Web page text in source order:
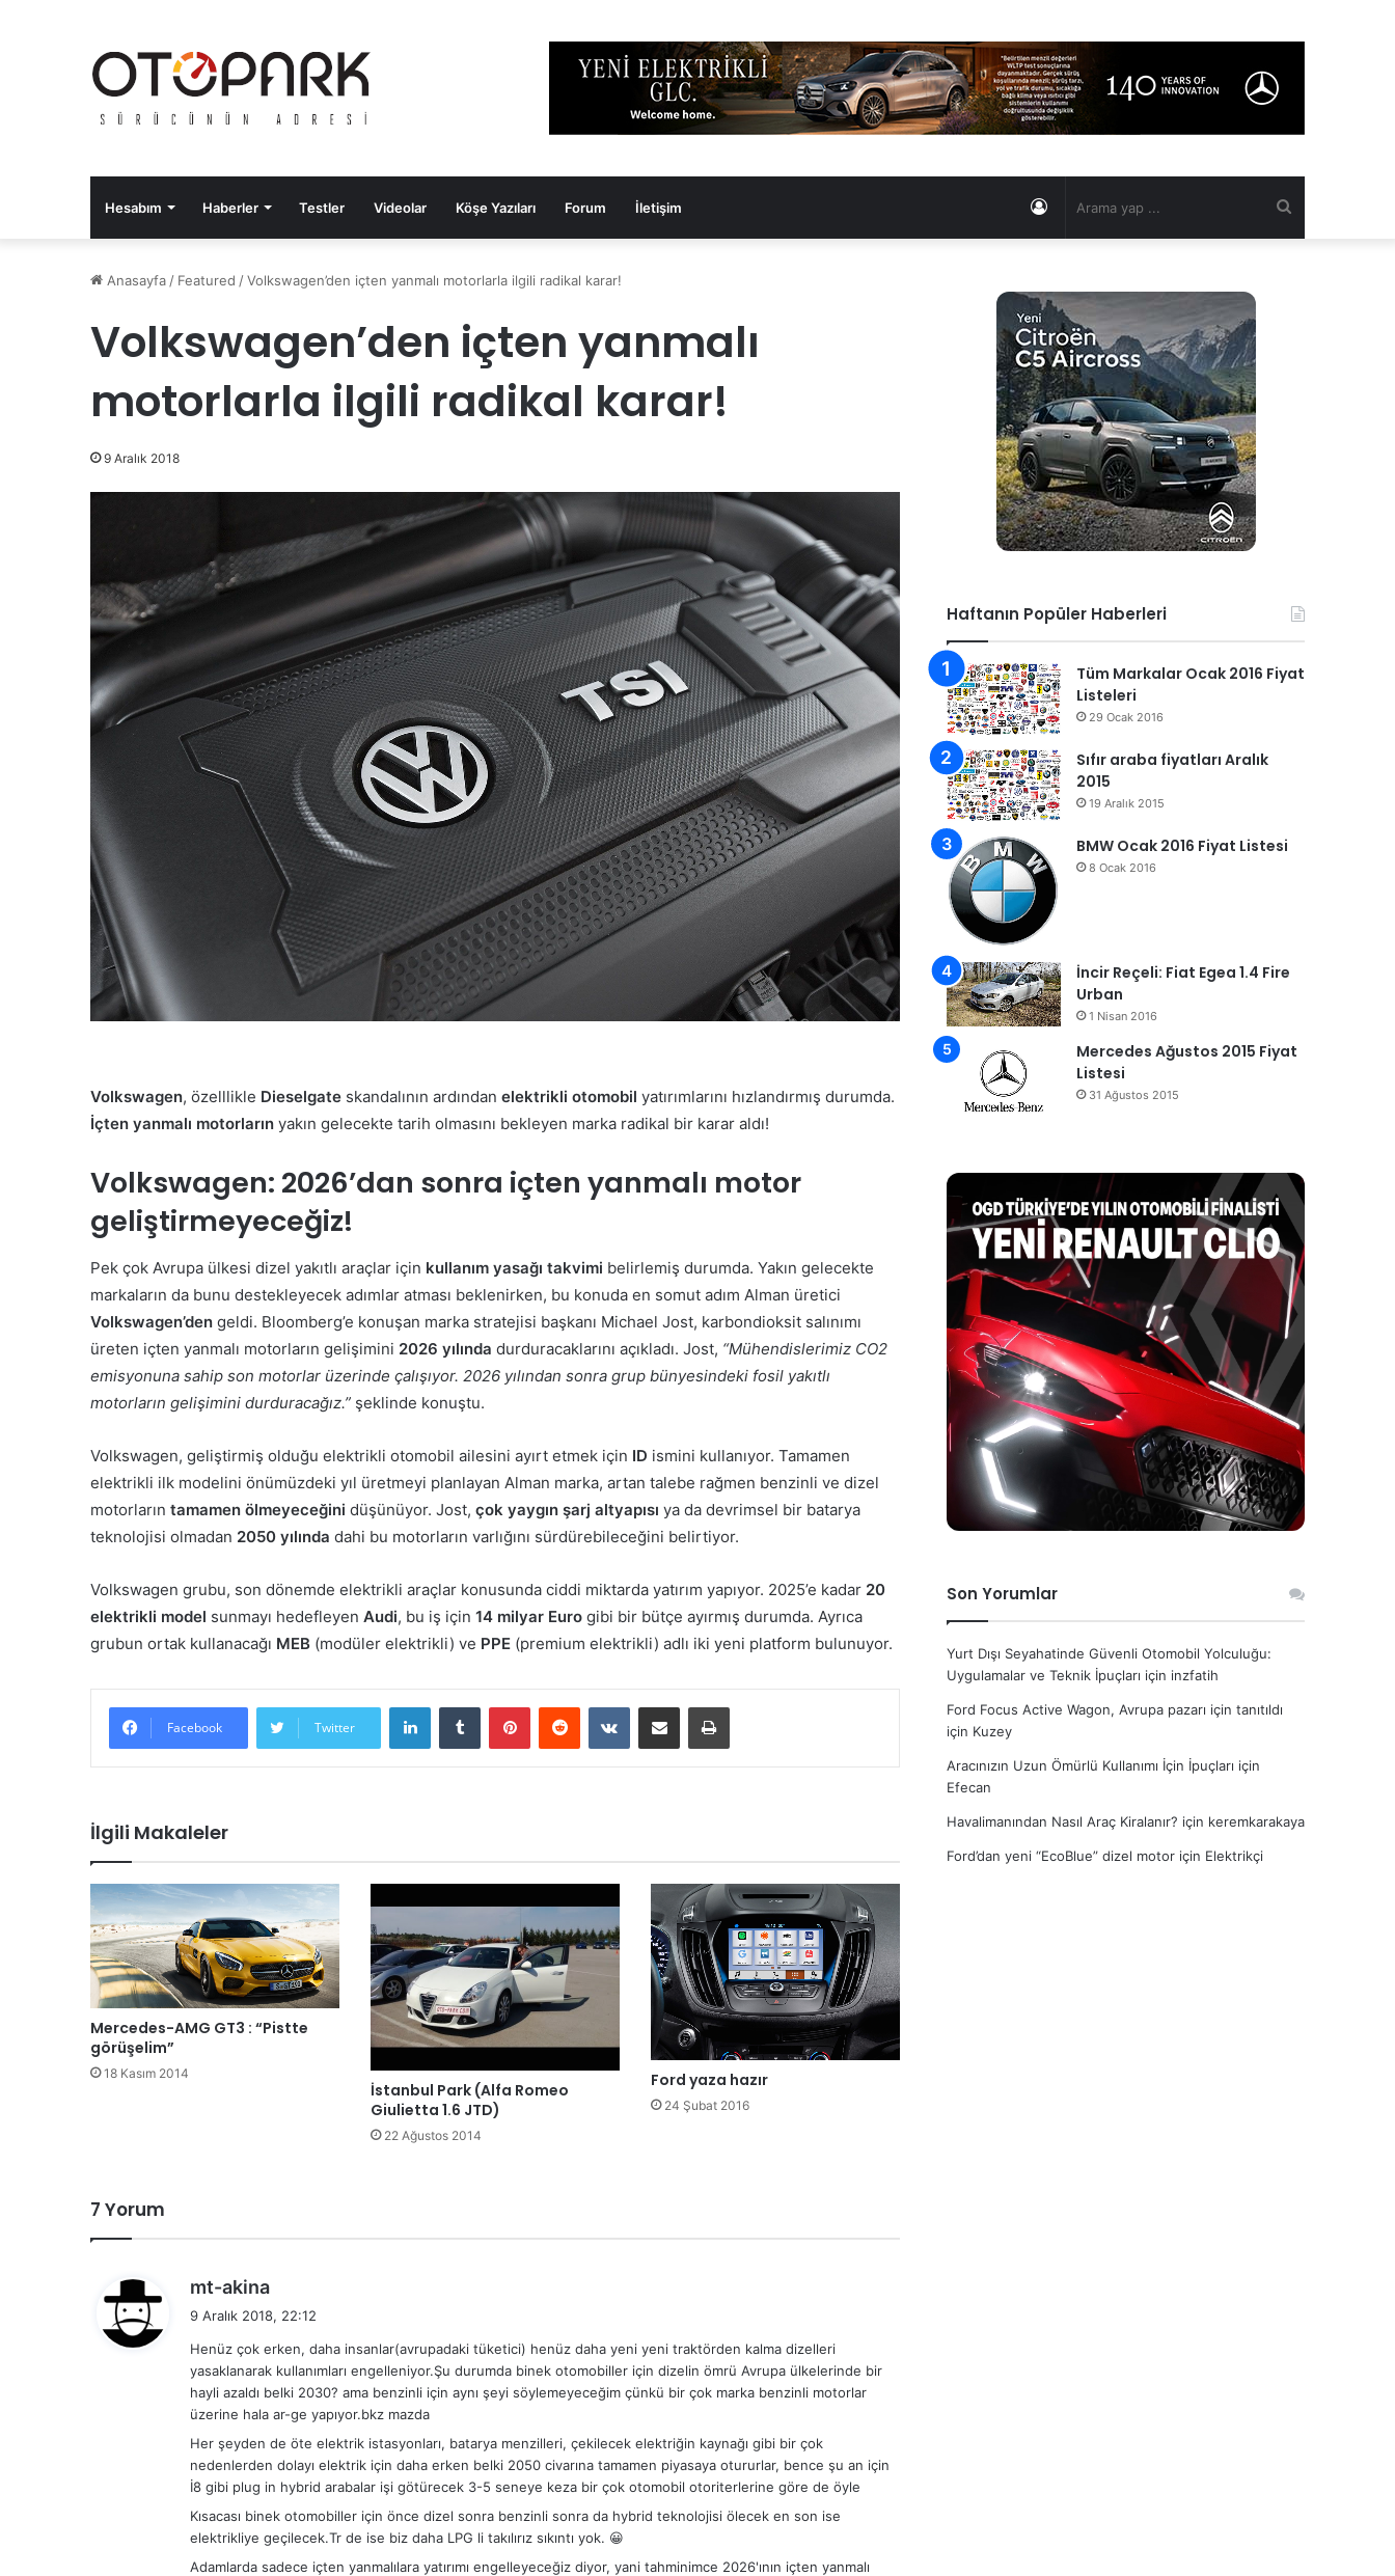
Hesabım Haberler Testler Videolar Köşe Yazıları Forum İletişim Kayıt
Anasayfa / Featured /Volkswagen’den içten yanmalı motorlarla ilgili radikal karar!
Volkswagen’den içten yanmalı
motorlarla ilgili radikal karar!
9 Aralık 2018
Volkswagen, özelllikle Dieselgate skandalının ardından elektrikli otomobil yatırımlarını hızlandırmış durumda.
İçten yanmalı motorların yakın gelecekte tarih olmasını bekleyen marka radikal bir karar aldı!
Volkswagen: 2026’dan sonra içten yanmalı motor
geliştirmeyeceğiz!
Pek çok Avrupa ülkesi dizel yakıtlı araçlar için kullanım yasağı takvimi belirlemiş durumda. Yakın gelecekte
markaların da bunu destekleyecek adımlar atması beklenirken, bu konuda en somut adım Alman üretici
Volkswagen’den geldi. Bloomberg’e konuşan marka stratejisi başkanı Michael Jost, karbondioksit salınımı
üreten içten yanmalı motorların gelişimini 2026 yılında durduracaklarını açıkladı. Jost, “Mühendislerimiz CO2
emisyonuna sahip son motorlar üzerinde çalışıyor. 2026 yılından sonra grup bünyesindeki fosil yakıtlı
motorların gelişimini durduracağız.” şeklinde konuştu.
Volkswagen, geliştirmiş olduğu elektrikli otomobil ailesini ayırt etmek için ID ismini kullanıyor. Tamamen
elektrikli ilk modelini önümüzdeki yıl üretmeyi planlayan Alman marka, artan talebe rağmen benzinli ve dizel
motorların tamamen ölmeyeceğini düşünüyor. Jost, çok yaygın şarj altyapısı ya da devrimsel bir batarya
teknolojisi olmadan 2050 yılında dahi bu motorların varlığını sürdürebileceğini belirtiyor.
Volkswagen grubu, son dönemde elektrikli araçlar konusunda ciddi miktarda yatırım yapıyor. 2025’e kadar 20
elektrikli model sunmayı hedefleyen Audi, bu iş için 14 milyar Euro gibi bir bütçe ayırmış durumda. Ayrıca
grubun ortak kullanacağı MEB (modüler elektrikli) ve PPE (premium elektrikli) adlı iki yeni platform bulunuyor.
Facebook Twitter
İlgili Makaleler
Mercedes-AMG GT3 : “Pistte
görüşelim”
18 Kasım 2014
İstanbul Park (Alfa Romeo
Giulietta 1.6 JTD)
22 Ağustos 2014
Ford yaza hazır
24 Şubat 2016
7 Yorum
mt-akina
i
k
i
9 Aralık 2018, 22:12
Henüz çok erken, daha insanlar(avrupadaki tüketici) henüz daha yeni yeni traktörden kalma dizelleri
yasaklanarak kullanımları engelleniyor.Şu durumda binek otomobiller için dizelin ömrü Avrupa ülkelerinde bir
hayli azaldı belki 2030? ama benzinli için aynı şeyi söylemeyeceğim çünkü bir çok marka benzinli motorlar
üzerine hala ar-ge yapıyor.bkz mazda
Her şeyden de öte elektrik istasyonları, batarya menzilleri, çekilecek elektriğin kaynağı gibi bir çok
nedenlerden dolayı elektrik için daha erken belki 2050 civarına tamamen piyasaya otururlar, bence şu an için
İ8 gibi plug in hybrid arabalar işi götürecek 3-5 seneye keza bir çok otomobil otoriterlerine göre de öyle
Kısacası binek otomobiller için önce dizel sonra benzinli sonra da hybrid teknolojisi ölecek en son ise
elektrikliye geçilecek.Tr de ise biz daha LPG li takılırız sıkıntı yok. 😀
Adamlarda sadece içten yanmalılara yatırımı engelleyeceğiz diyor, yani tahminimce 2026'ının içten yanmalı
Haftanın Popüler Haberleri
Tüm Markalar Ocak 2016 Fiyat
Listeleri
29 Ocak 2016
Sıfır araba fiyatları Aralık
2015
19 Aralık 2015
BMW Ocak 2016 Fiyat Listesi
8 Ocak 2016
İncir Reçeli: Fiat Egea 1.4 Fire
Urban
1 Nisan 2016
Mercedes Ağustos 2015 Fiyat
Listesi
31 Ağustos 2015
Son Yorumlar
Yurt Dışı Seyahatinde Güvenli Otomobil Yolculuğu:
Uygulamalar ve Teknik İpuçları için inzfatih
Ford Focus Active Wagon, Avrupa pazarı için tanıtıldı
için Kuzey
Aracınızın Uzun Ömürlü Kullanımı İçin İpuçları için
Efecan
Havalimanından Nasıl Araç Kiralanır? için keremkarakaya
Ford’dan yeni “EcoBlue” dizel motor için Elektrikçi